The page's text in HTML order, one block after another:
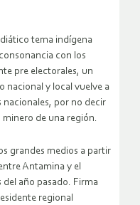
tema indígena
con los
pre electorales, un
nacional y local vuelve a
nacionales, por no decir
de una región.
grandes medios a partir
Antamina y el
año pasado. Firma
regional